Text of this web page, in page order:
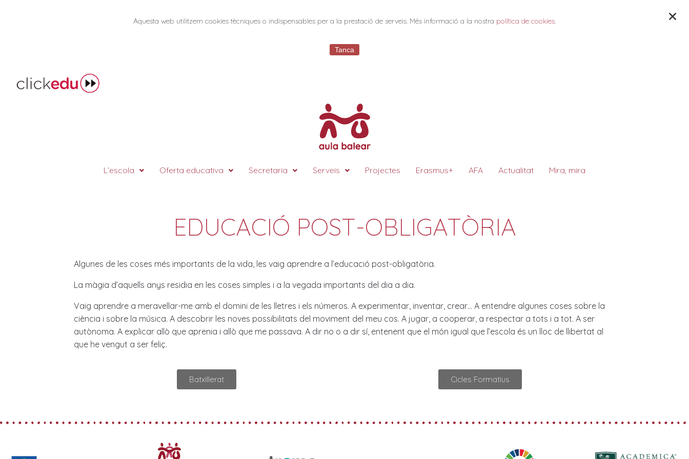
L’escola Oferta educativa Secretaria Serveis Projectes Erasmus+ AFA Actualitat Mira, mira
EDUCACIÓ POST-OBLIGATÒRIA
Algunes de les coses més importants de la vida, les vaig aprendre a l’educació post-obligatòria.
La màgia d’aquells anys residia en les coses simples i a la vegada importants del dia a dia.
Vaig aprendre a meravellar-me amb el domini de les lletres i els números. A experimentar, inventar, crear… A entendre algunes coses sobre la
ciència i sobre la música. A descobrir les noves possibilitats del moviment del meu cos. A jugar, a cooperar, a respectar a tots i a tot. A ser
autònoma. A explicar allò que aprenia i allò que me passava. A dir no o a dir sí, entenent que el món igual que l’escola és un lloc de llibertat al
que he vengut a ser feliç.
Batxillerat Cicles Formatius
Aquesta web utilitzem cookies tècniques o indispensables per a la prestació de serveis. Més informació a la nostra política de cookies.
Tanca